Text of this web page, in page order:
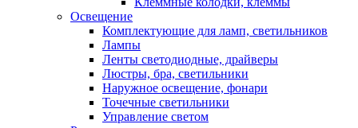
Освещение
Комплектующие для ламп, светильников
Лампы
Ленты светодиодные, драйверы
Люстры, бра, светильники
Наружное освещение, фонари
Точечные светильники
Управление светом